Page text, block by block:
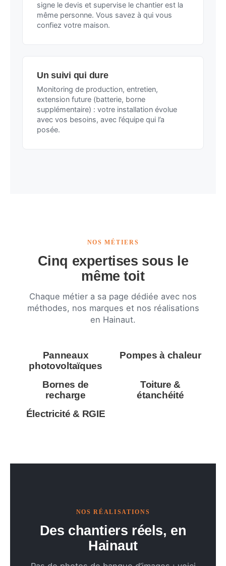
signe le devis et supervise le chantier est la
même personne. Vous savez à qui vous
confiez votre maison.
Un suivi qui dure
Monitoring de production, entretien,
extension future (batterie, borne
supplémentaire) : votre installation évolue
avec vos besoins, avec l’équipe qui l’a
posée.
NOS MÉTIERS
Cinq expertises sous le
même toit
Chaque métier a sa page dédiée avec nos
méthodes, nos marques et nos réalisations
en Hainaut.
Panneaux
photovoltaïques
Pompes à chaleur
Bornes de
recharge
Toiture &
étanchéité
Électricité & RGIE
NOS RÉALISATIONS
Des chantiers réels, en
Hainaut